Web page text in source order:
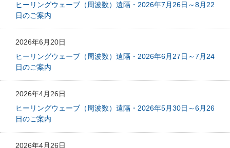
ヒーリングウェーブ（周波数）遠隔・2026年7月26日～8月22
日のご案内
2026年6月20日
ヒーリングウェーブ（周波数）遠隔・2026年6月27日～7月24
日のご案内
2026年4月26日
ヒーリングウェーブ（周波数）遠隔・2026年5月30日～6月26
日のご案内
2026年4月26日